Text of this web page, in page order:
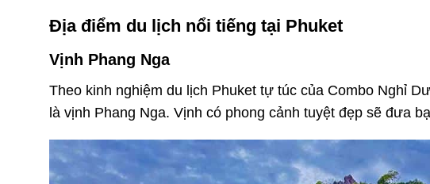
Địa điểm du lịch nổi tiếng tại Phuket
Vịnh Phang Nga
Theo kinh nghiệm du lịch Phuket tự túc của Combo Nghỉ
là vịnh Phang Nga. Vịnh có phong cảnh tuyệt đẹp sẽ đưa